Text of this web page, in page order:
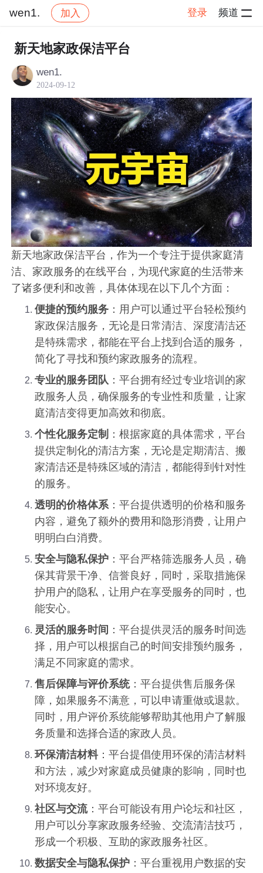
wen1. 加入 登录 频道
社区 wen1. 交流讨论
新天地家政保洁平台
wen1.
2024-09-12
新天地家政保洁平台，作为一个专注于提供家庭清
洁、家政服务的在线平台，为现代家庭的生活带来
了诸多便利和改善，具体体现在以下几个方面：
便捷的预约服务 ：用户可以通过平台轻松预约
家政保洁服务，无论是日常清洁、深度清洁还
是特殊需求，都能在平台上找到合适的服务，
简化了寻找和预约家政服务的流程。
专业的服务团队 ：平台拥有经过专业培训的家
政服务人员，确保服务的专业性和质量，让家
庭清洁变得更加高效和彻底。
个性化服务定制 ：根据家庭的具体需求，平台
提供定制化的清洁方案，无论是定期清洁、搬
家清洁还是特殊区域的清洁，都能得到针对性
的服务。
透明的价格体系 ：平台提供透明的价格和服务
内容，避免了额外的费用和隐形消费，让用户
明明白白消费。
安全与隐私保护 ：平台严格筛选服务人员，确
保其背景干净、信誉良好，同时，采取措施保
护用户的隐私，让用户在享受服务的同时，也
能安心。
灵活的服务时间 ：平台提供灵活的服务时间选
择，用户可以根据自己的时间安排预约服务，
满足不同家庭的需求。
售后保障与评价系统：平台提供售后服务保
障，如果服务不满意，可以申请重做或退款。
同时，用户评价系统能够帮助其他用户了解服
务质量和选择合适的家政人员。
环保清洁材料：平台提倡使用环保的清洁材料
和方法，减少对家庭成员健康的影响，同时也
对环境友好。
社区与交流：平台可能设有用户论坛和社区，
用户可以分享家政服务经验、交流清洁技巧，
形成一个积极、互助的家政服务社区。
数据安全与隐私保护 ：平台重视用户数据的安